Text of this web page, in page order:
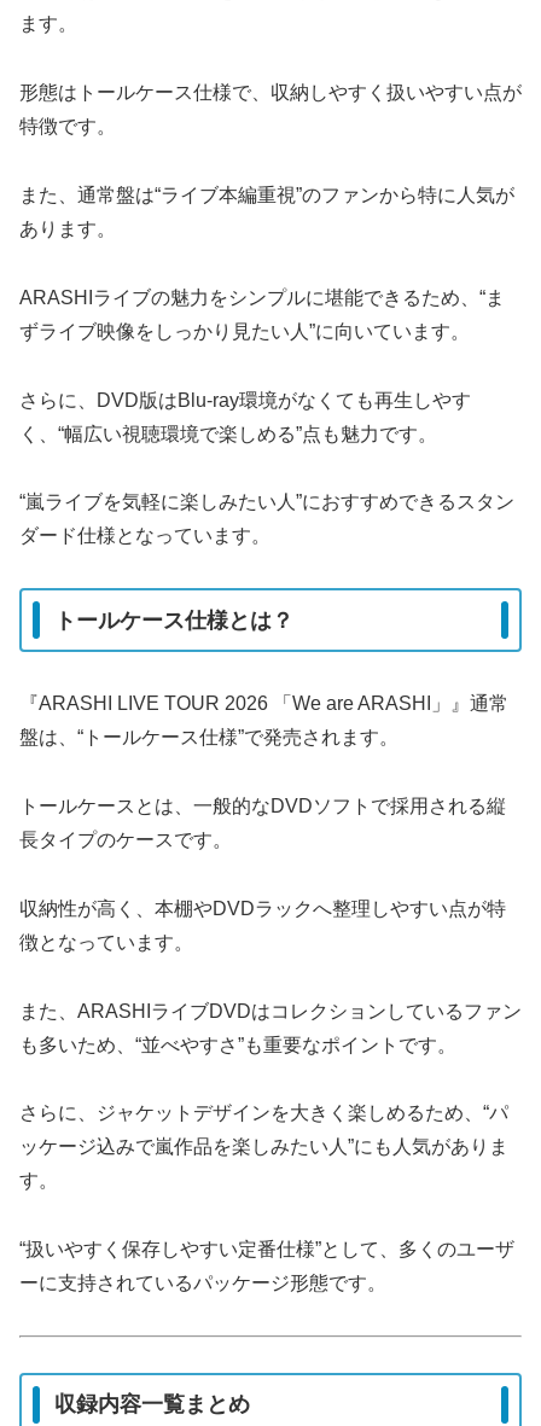
ます。
形態はトールケース仕様で、収納しやすく扱いやすい点が
特徴です。
また、通常盤は“ライブ本編重視”のファンから特に人気が
あります。
ARASHIライブの魅力をシンプルに堪能できるため、“ま
ずライブ映像をしっかり見たい人”に向いています。
さらに、DVD版はBlu-ray環境がなくても再生しやす
く、“幅広い視聴環境で楽しめる”点も魅力です。
“嵐ライブを気軽に楽しみたい人”におすすめできるスタン
ダード仕様となっています。
トールケース仕様とは？
『ARASHI LIVE TOUR 2026 「We are ARASHI」』通常
盤は、“トールケース仕様”で発売されます。
トールケースとは、一般的なDVDソフトで採用される縦
長タイプのケースです。
収納性が高く、本棚やDVDラックへ整理しやすい点が特
徴となっています。
また、ARASHIライブDVDはコレクションしているファン
も多いため、“並べやすさ”も重要なポイントです。
さらに、ジャケットデザインを大きく楽しめるため、“パ
ッケージ込みで嵐作品を楽しみたい人”にも人気がありま
す。
“扱いやすく保存しやすい定番仕様”として、多くのユーザ
ーに支持されているパッケージ形態です。
収録内容一覧まとめ